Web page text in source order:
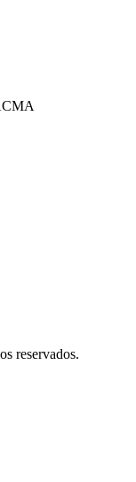
reservados.